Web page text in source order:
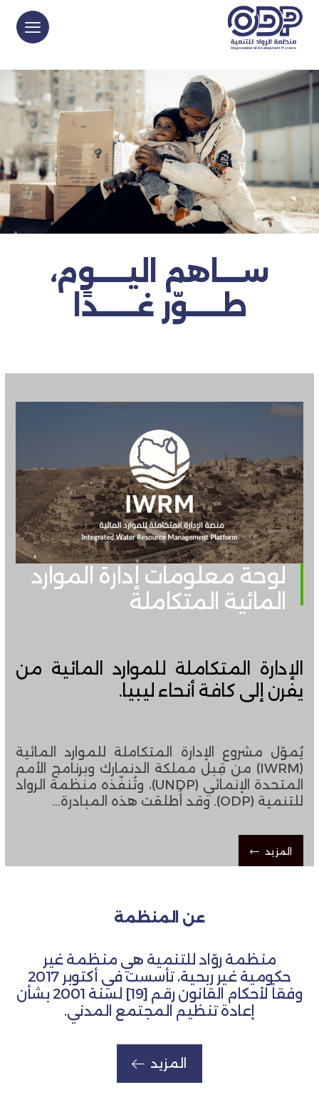
ســــاهم اليــــــوم،
طــــــوّر غـــــــدًا
لوحة معلومات إدارة الموارد
المائية المتكاملة
الإدارة المتكاملة للموارد المائية من
يفرن إلى كافة أنحاء ليبيا.
يُموّل مشروع الإدارة المتكاملة للموارد المائية
(IWRM) من قِبل مملكة الدنمارك وبرنامج الأمم
المتحدة الإنمائي (UNDP)، ​​وتُنفّذه منظمة الرواد
للتنمية (ODP). وقد أُطلقت هذه المبادرة…
المزيد
عن المنظمة
منظمة روّاد للتنمية هي منظمة غير
حكومية غير ربحية، تأسست في أكتوبر 2017
وفقاً لأحكام القانون رقم [19] لسنة 2001 بشأن
إعادة تنظيم المجتمع المدني.
المزيد